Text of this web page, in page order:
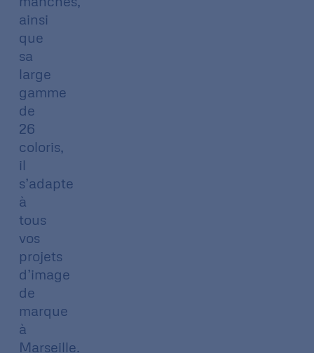
ainsi
que
sa
large
gamme
de
26
coloris,
il
s’adapte
à
tous
vos
projets
d’image
de
marque
à
Marseille.